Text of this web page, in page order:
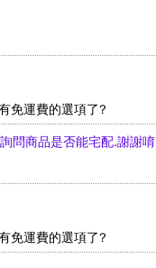
免運費的選項了?
問商品是否能宅配.謝謝唷
免運費的選項了?